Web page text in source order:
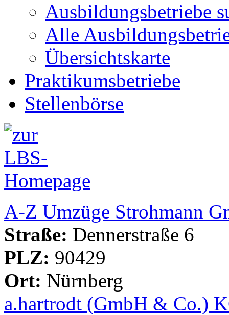
Ausbildungsbetriebe
Alle
Übersichtskarte
Praktikumsbetriebe
Stellenbörse
A-Z Umzüge Strohmann
Straße: Dennerstraße 6
PLZ: 90429
Ort: Nürnberg
a.hartrodt (GmbH & Co.)